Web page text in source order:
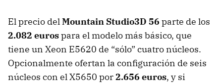
El precio delMountain Studio3D 56 parte de los
2.082 eurospara el modelo más básico, que
tiene un Xeon E5620 de “sólo” cuatro núcleos.
Opcionalmente ofertan la configuración de seis
núcleos con el X5650 por2.656 euros, y si